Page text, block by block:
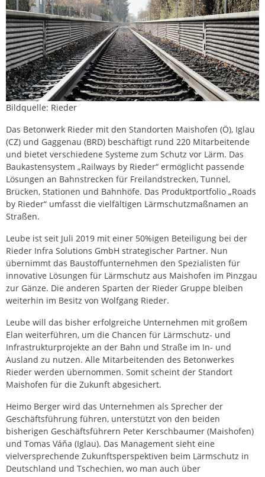
Bildquelle: Rieder
Das Betonwerk Rieder mit den Standorten Maishofen (Ö), Iglau
(CZ) und Gaggenau (BRD) beschäftigt rund 220 Mitarbeitende
und bietet verschiedene Systeme zum Schutz vor Lärm. Das
Baukastensystem „Railways by Rieder“ ermöglicht passende
Lösungen an Bahnstrecken für Freilandstrecken, Tunnel,
Brücken, Stationen und Bahnhöfe. Das Produktportfolio „Roads
by Rieder“ umfasst die vielfältigen Lärmschutzmaßnamen an
Straßen.
Leube ist seit Juli 2019 mit einer 50%igen Beteiligung bei der
Rieder Infra Solutions GmbH strategischer Partner. Nun
übernimmt das Baustoffunternehmen den Spezialisten für
innovative Lösungen für Lärmschutz aus Maishofen im Pinzgau
zur Gänze. Die anderen Sparten der Rieder Gruppe bleiben
weiterhin im Besitz von Wolfgang Rieder.
Leube will das bisher erfolgreiche Unternehmen mit großem
Elan weiterführen, um die Chancen für Lärmschutz- und
Infrastrukturprojekte an der Bahn und Straße im In- und
Ausland zu nutzen. Alle Mitarbeitenden des Betonwerkes
Rieder werden übernommen. Somit scheint der Standort
Maishofen für die Zukunft abgesichert.
Heimo Berger wird das Unternehmen als Sprecher der
Geschäftsführung führen, unterstützt von den beiden
bisherigen Geschäftsführern Peter Kerschbaumer (Maishofen)
und Tomas Váňa (Iglau). Das Management sieht eine
vielversprechende Zukunfts­perspektiven beim Lärmschutz in
Deutschland und Tschechien, wo man auch über